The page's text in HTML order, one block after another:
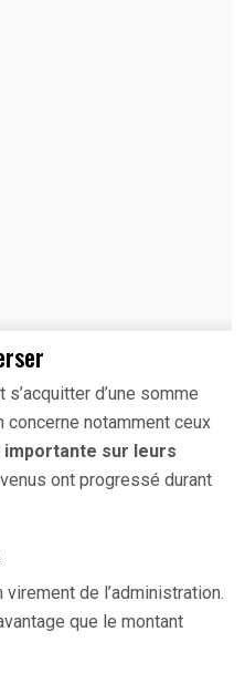
d’une somme
notamment ceux
importante sur leurs
ont progressé durant
virement de l’administration.
que le montant